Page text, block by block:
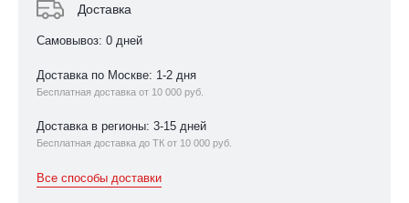
Доставка
Самовывоз: 0 дней
Доставка по Москве: 1-2 дня
Бесплатная доставка от 10 000 руб.
Доставка в регионы: 3-15 дней
Бесплатная доставка до ТК от 10 000 руб.
Все способы доставки